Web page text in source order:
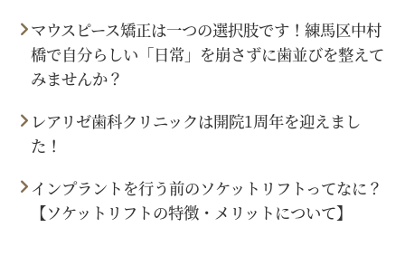
マウスピース矯正は一つの選択肢です！練馬区中村
橋で自分らしい「日常」を崩さずに歯並びを整えて
みませんか？
レアリゼ歯科クリニックは開院1周年を迎えまし
た！
インプラントを行う前のソケットリフトってなに？
【ソケットリフトの特徴・メリットについて】